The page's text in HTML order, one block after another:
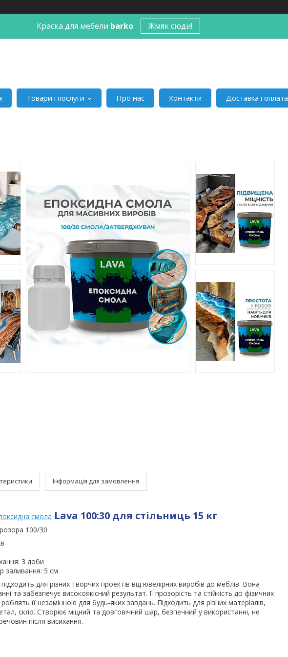
Краска для мебели barko Жмяк сюди!
Товари і послуги Про нас Контакти Доставка і оплата
Інформація для замовлення
смола Lava 100:30 для стільниць 15 кг
100/30
3 доби
заливання: 5 см
для різних творчих проектів від ювелірних виробів до меблів. Вона
та забезпечує високоякісний результат. Її прозорість та стійкість до фізичних
роблять її незамінною для будь-яких завдань. Підходить для різних матеріалів,
скло. Створює міцний та довговічний шар, безпечний у використанні, не
після висихання.